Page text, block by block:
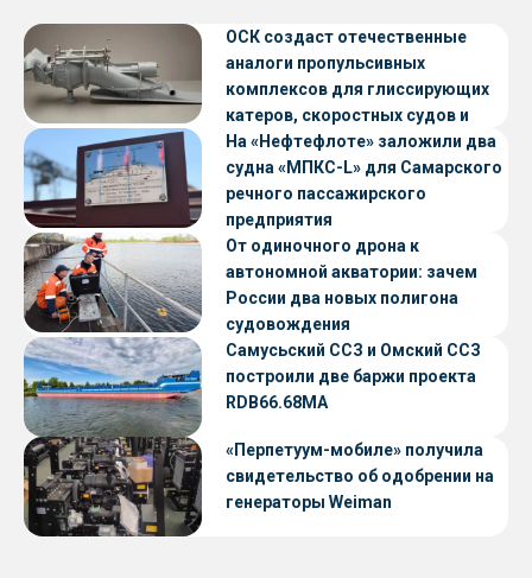
ОСК создаст отечественные
аналоги пропульсивных
комплексов для глиссирующих
катеров, скоростных судов и
судов с малой осадкой
На «Нефтефлоте» заложили два
судна «МПКС-L» для Самарского
речного пассажирского
предприятия
От одиночного дрона к
автономной акватории: зачем
России два новых полигона
судовождения
Самусьский ССЗ и Омский ССЗ
построили две баржи проекта
RDB66.68МА
«Перпетуум-мобиле» получила
свидетельство об одобрении на
генераторы Weiman